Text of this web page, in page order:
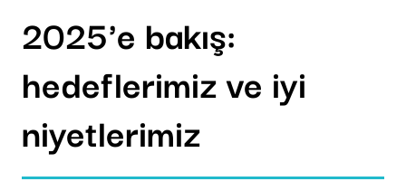
2025'e bakış:
hedeflerimiz ve iyi
niyetlerimiz